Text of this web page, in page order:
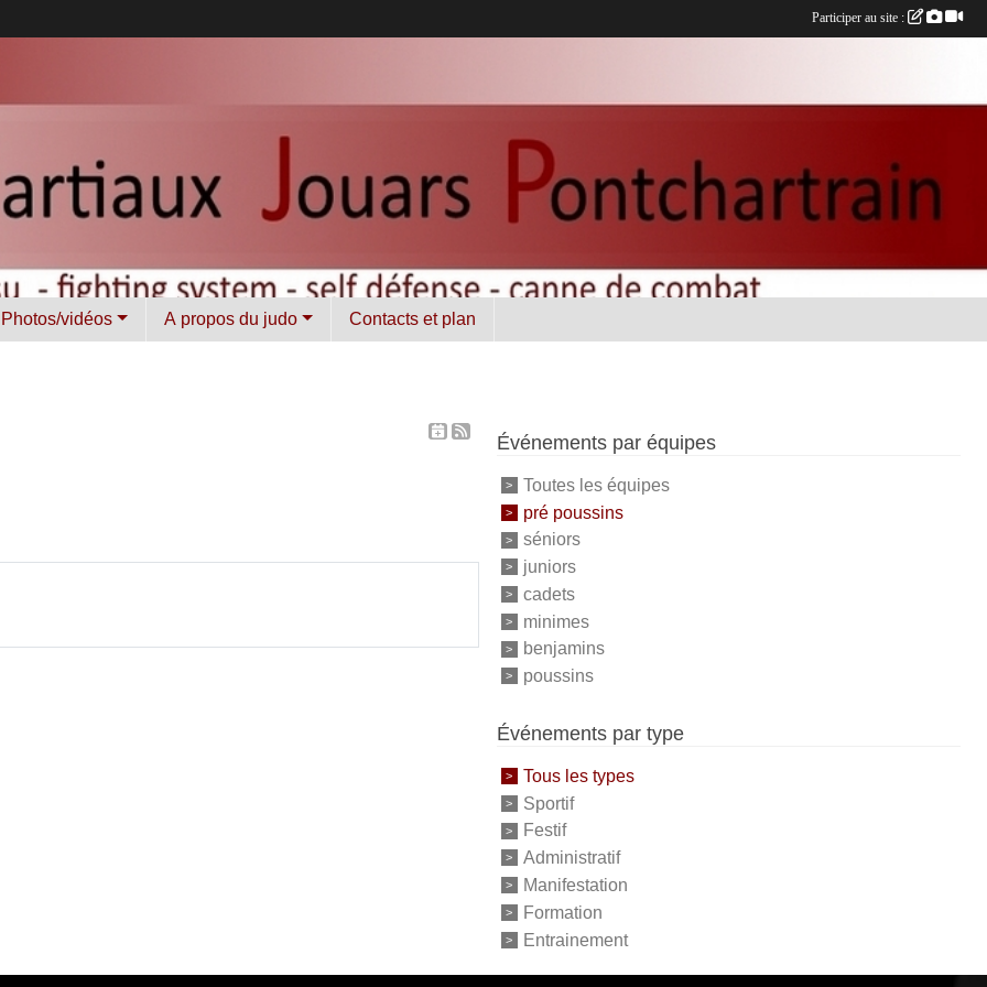
Photos/vidéos A propos du judo Contacts et plan
Événements par équipes
Toutes les équipes
pré poussins
séniors
juniors
cadets
minimes
benjamins
poussins
Événements par type
Tous les types
Sportif
Festif
Administratif
Manifestation
Formation
Entrainement
Participer au site :